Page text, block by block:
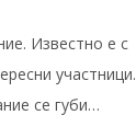
Известно е с
участници.
се губи…